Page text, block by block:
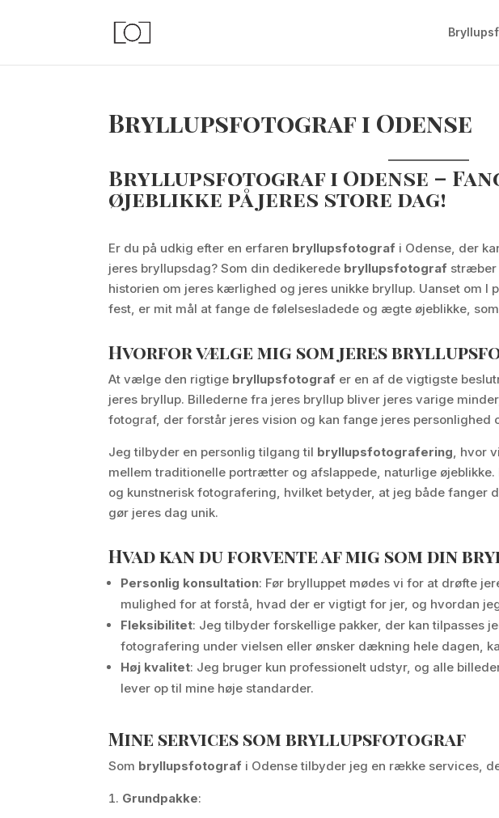
Bryllupsfotograf i Odense
Bryllupsfotograf i Odense –
øjeblikke på jeres store dag!
Er du på udkig efter en erfaren bryllupsfotograf i Odense, der
jeres bryllupsdag? Som din dedikerede bryllupsfotograf stræber
historien om jeres kærlighed og jeres unikke bryllup. Uanset om
fest, er mit mål at fange de følelsesladede og ægte øjeblikke,
Hvorfor vælge mig som jeres
At vælge den rigtige bryllupsfotograf er en af de vigtigste
jeres bryllup. Billederne fra jeres bryllup bliver jeres varige
fotograf, der forstår jeres vision og kan fange jeres personlighed
Jeg tilbyder en personlig tilgang til bryllupsfotografering , hvor
mellem traditionelle portrætter og afslappede, naturlige
og kunstnerisk fotografering, hvilket betyder, at jeg både fanger
gør jeres dag unik.
Hvad kan du forvente af mig som din
Personlig konsultation: Før brylluppet mødes vi for at drøfte
mulighed for at forstå, hvad der er vigtigt for jer, og hvordan
Fleksibilitet: Jeg tilbyder forskellige pakker, der kan tilpasses
fotografering under vielsen eller ønsker dækning hele dagen,
Høj kvalitet: Jeg bruger kun professionelt udstyr, og alle
lever op til mine høje standarder.
Mine services som bryllupsfotograf
Som bryllupsfotograf i Odense tilbyder jeg en række services,
Grundpakke: